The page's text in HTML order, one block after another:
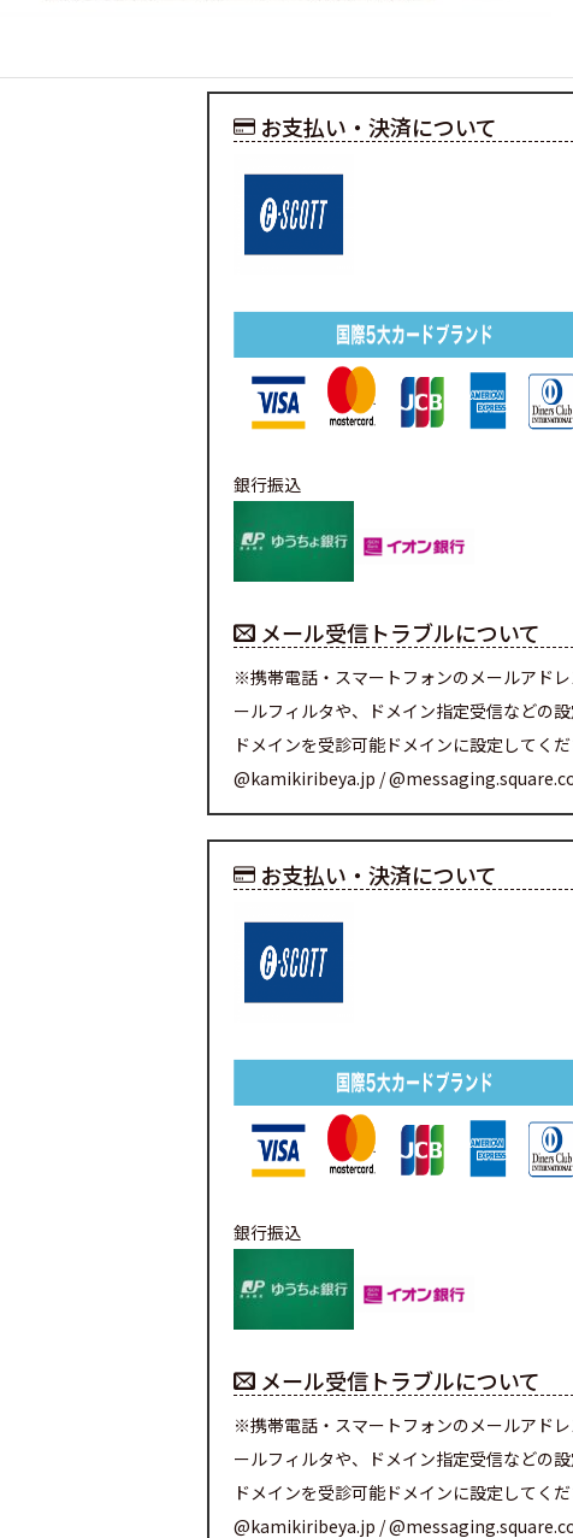
お支払い・決済について
銀行振込
メール受信トラブルについて
※携帯電話・スマートフォンのメールアド
ールフィルタや、ドメイン指定受信などの
ドメインを受診可能ドメインに設定してくだ
@kamikiribeya.jp /
お支払い・決済について
銀行振込
メール受信トラブルについて
※携帯電話・スマートフォンのメールアド
ールフィルタや、ドメイン指定受信などの
ドメインを受診可能ドメインに設定してくだ
@kamikiribeya.jp /